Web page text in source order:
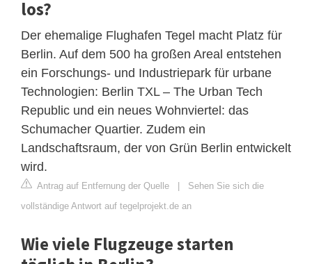
los?
Der ehemalige Flughafen Tegel macht Platz für
Berlin. Auf dem 500 ha großen Areal entstehen
ein Forschungs- und Industriepark für urbane
Technologien: Berlin TXL – The Urban Tech
Republic und ein neues Wohnviertel: das
Schumacher Quartier. Zudem ein
Landschaftsraum, der von Grün Berlin entwickelt
wird.
Antrag auf Entfernung der Quelle | Sehen Sie sich die
vollständige Antwort auf tegelprojekt.de an
Wie viele Flugzeuge starten